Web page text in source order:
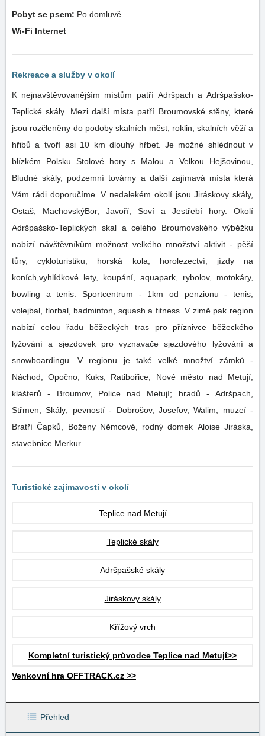
Pobyt se psem: Po domluvě
Wi-Fi Internet
Rekreace a služby v okolí
K nejnavštěvovanějším místům patří Adršpach a Adršpašsko-
Teplické skály. Mezi další místa patří Broumovské stěny, které
jsou rozčleněny do podoby skalních měst, roklin, skalních věží a
hřibů a tvoří asi 10 km dlouhý hřbet. Je možné shlédnout v
blízkém Polsku Stolové hory s Malou a Velkou Hejšovinou,
Bludné skály, podzemní továrny a další zajímavá místa která
Vám rádi doporučíme. V nedalekém okolí jsou Jiráskovy skály,
Ostaš, MachovskýBor, Javoří, Soví a Jestřebí hory. Okolí
Adršpašsko-Teplických skal a celého Broumovského výběžku
nabízí návštěvníkům možnost velkého množství aktivit - pěší
tůry, cykloturistiku, horská kola, horolezectví, jízdy na
koních,vyhlídkové lety, koupání, aquapark, rybolov, motokáry,
bowling a tenis. Sportcentrum - 1km od penzionu - tenis,
volejbal, florbal, badminton, squash a fitness. V zimě pak region
nabízí celou řadu běžeckých tras pro příznivce běžeckého
lyžování a sjezdovek pro vyznavače sjezdového lyžování a
snowboardingu. V regionu je také velké množtví zámků -
Náchod, Opočno, Kuks, Ratibořice, Nové město nad Metují;
klášterů - Broumov, Police nad Metují; hradů - Adršpach,
Střmen, Skály; pevností - Dobrošov, Josefov, Walim; muzeí -
Bratří Čapků, Boženy Němcové, rodný domek Aloise Jiráska,
stavebnice Merkur.
Turistické zajímavosti v okolí
Teplice nad Metují
Teplické skály
Adršpašské skály
Jiráskovy skály
Křížový vrch
Kompletní turistický průvodce Teplice nad Metují>>
Venkovní hra OFFTRACK.cz >>
Přehled